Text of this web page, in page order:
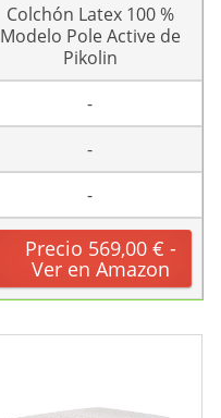
Colchón Latex 100 %
Modelo Pole Active de
Pikolin
-
-
-
Precio 569,00 € -
Ver en Amazon